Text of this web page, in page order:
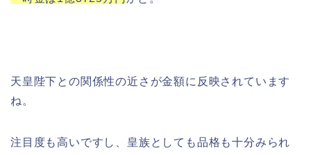
天皇陛下との関係性の近さが金額に反映されています
ね。
注目度も高いですし、皇族としても品格も十分みられ